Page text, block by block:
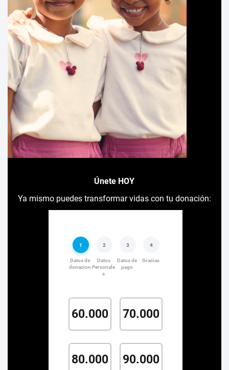
Únete HOY
Ya mismo puedes transformar vidas con tu donación: